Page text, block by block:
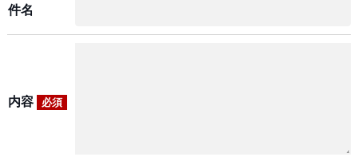
件名
内容 必須